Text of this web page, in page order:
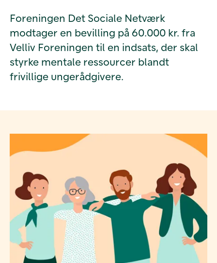
Foreningen Det Sociale Netværk
modtager en bevilling på 60.000 kr. fra
Velliv Foreningen til en indsats, der skal
styrke mentale ressourcer blandt
frivillige ungerådgivere.